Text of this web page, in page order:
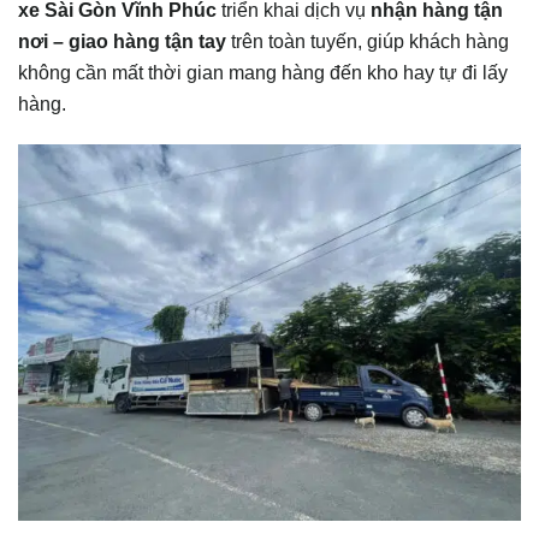
xe Sài Gòn Vĩnh Phúc triển khai dịch vụ nhận hàng tận
nơi – giao hàng tận tay trên toàn tuyến, giúp khách hàng
không cần mất thời gian mang hàng đến kho hay tự đi lấy
hàng.